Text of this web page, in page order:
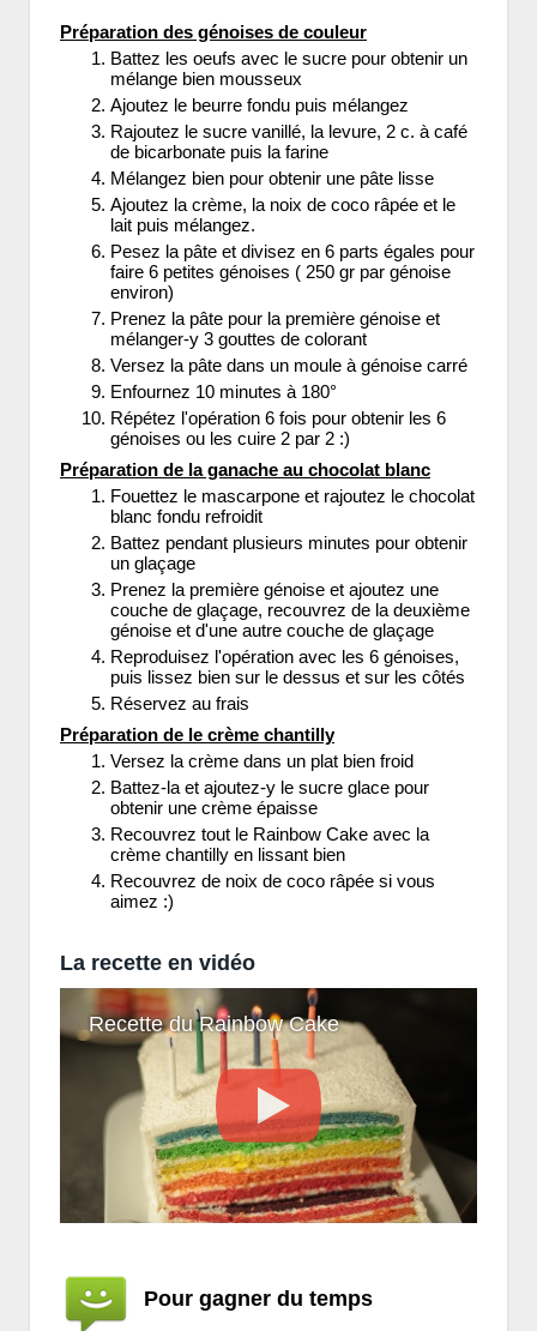
Préparation des génoises de couleur
Battez les oeufs avec le sucre pour obtenir un
mélange bien mousseux
Ajoutez le beurre fondu puis mélangez
Rajoutez le sucre vanillé, la levure, 2 c. à café
de bicarbonate puis la farine
Mélangez bien pour obtenir une pâte lisse
Ajoutez la crème, la noix de coco râpée et le
lait puis mélangez.
Pesez la pâte et divisez en 6 parts égales pour
faire 6 petites génoises ( 250 gr par génoise
environ)
Prenez la pâte pour la première génoise et
mélanger-y 3 gouttes de colorant
Versez la pâte dans un moule à génoise carré
Enfournez 10 minutes à 180°
Répétez l'opération 6 fois pour obtenir les 6
génoises ou les cuire 2 par 2 :)
Préparation de la ganache au chocolat blanc
Fouettez le mascarpone et rajoutez le chocolat
blanc fondu refroidit
Battez pendant plusieurs minutes pour obtenir
un glaçage
Prenez la première génoise et ajoutez une
couche de glaçage, recouvrez de la deuxième
génoise et d'une autre couche de glaçage
Reproduisez l'opération avec les 6 génoises,
puis lissez bien sur le dessus et sur les côtés
Réservez au frais
Préparation de le crème chantilly
Versez la crème dans un plat bien froid
Battez-la et ajoutez-y le sucre glace pour
obtenir une crème épaisse
Recouvrez tout le Rainbow Cake avec la
crème chantilly en lissant bien
Recouvrez de noix de coco râpée si vous
aimez :)
La recette en vidéo
Recette du Rainbow Cake
Pour gagner du temps